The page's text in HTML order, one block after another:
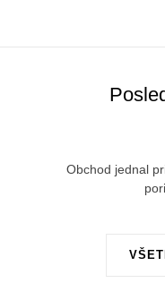
Obchod jednal